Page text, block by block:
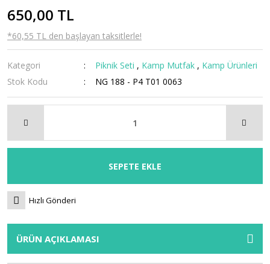
650,00 TL
*60,55 TL den başlayan taksitlerle!
Kategori Piknik Seti , Kamp Mutfak , Kamp Ürünleri
Stok Kodu
NG 188 - P4 T01 0063
SEPETE EKLE
Hızlı Gönderi
ÜRÜN AÇIKLAMASI